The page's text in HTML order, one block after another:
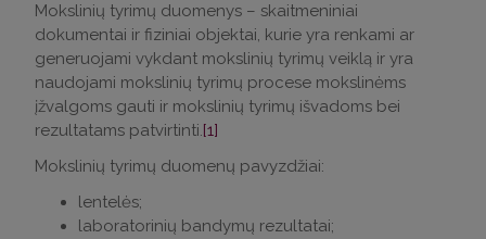
Mokslinių tyrimų duomenys – skaitmeniniai
dokumentai ir fiziniai objektai, kurie yra renkami ar
generuojami vykdant mokslinių tyrimų veiklą ir yra
naudojami mokslinių tyrimų procese mokslinėms
įžvalgoms gauti ir mokslinių tyrimų išvadoms bei
rezultatams patvirtinti.[1]
Mokslinių tyrimų duomenų pavyzdžiai:
lentelės;
laboratorinių bandymų rezultatai;